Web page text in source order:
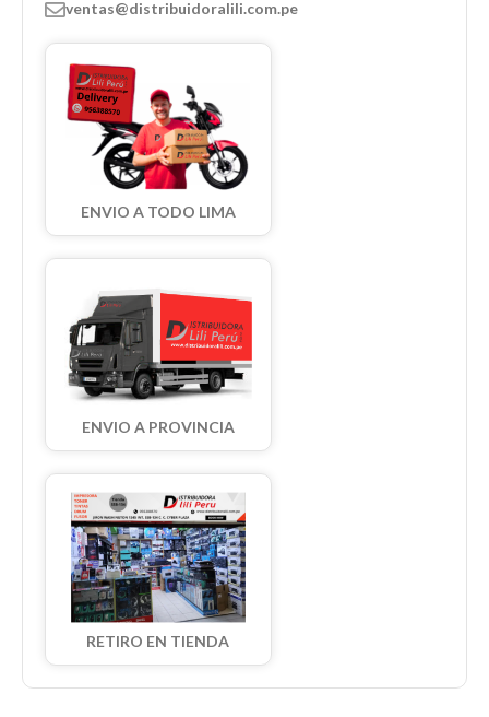
ventas@distribuidoralili.com.pe
ENVIO A TODO LIMA
ENVIO A PROVINCIA
RETIRO EN TIENDA